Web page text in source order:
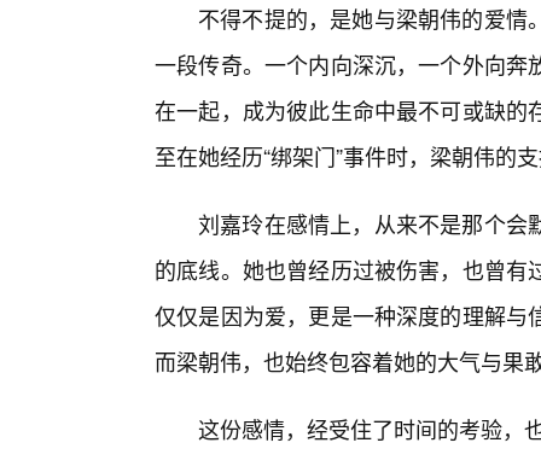
不得不提的，是她与梁朝伟的爱
一段传奇。一个内向深沉，一个外向
在一起，成为彼此生命中最不可或缺
至在她经历“绑架门”事件时，梁朝伟的
刘嘉玲在感情上，从来不是那个会
的底线。她也曾经历过被伤害，也曾
仅仅是因为爱，更是一种深度的理解
而梁朝伟，也始终包容着她的大气与果
这份感情，经受住了时间的考验，